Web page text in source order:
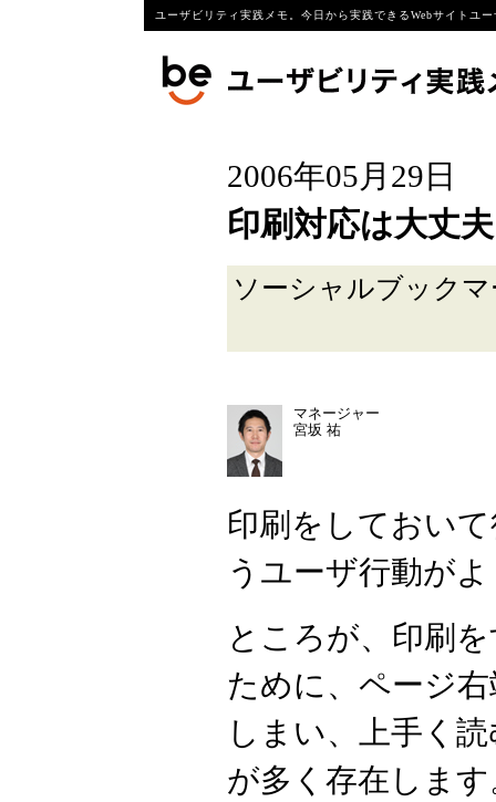
ユーザビリティ実践メモ。今日から実践できるWebサイトユ
2006年05月29日
印刷対応は大丈
ソーシャルブック
マネージャー
宮坂 祐
印刷をしておい
うユーザ行動が
ところが、印刷
ために、ページ
しまい、上手く
が多く存在します